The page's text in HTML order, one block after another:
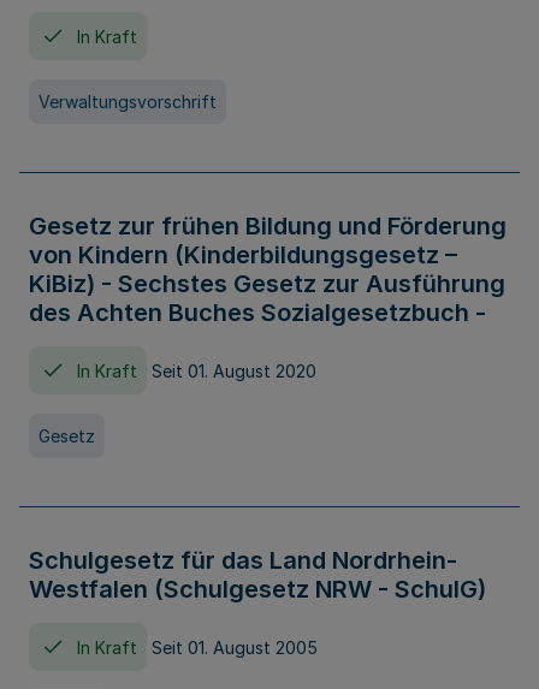
In Kraft
Verwaltungsvorschrift
Gesetz zur frühen Bildung und Förderung
von Kindern (Kinderbildungsgesetz –
KiBiz) - Sechstes Gesetz zur Ausführung
des Achten Buches Sozialgesetzbuch -
In Kraft Seit 01. August 2020
Gesetz
Schulgesetz für das Land Nordrhein-
Westfalen (Schulgesetz NRW - SchulG)
In Kraft Seit 01. August 2005